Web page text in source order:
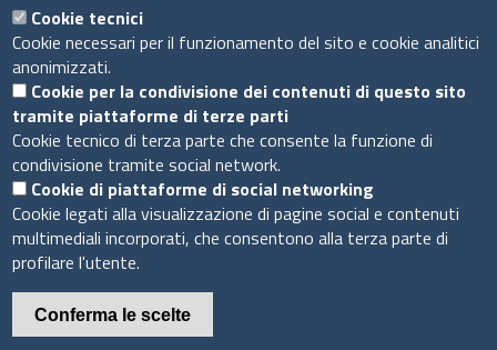
dpo@assocamerestero.it
Seguici su
Sito web
Accesso INTRANET
Mappa del sito
Privacy Policy
Cookie Policy
Cookie tecnici
Cookie necessari per il funzionamento del sito e cookie analitici
anonimizzati.
Cookie per la condivisione dei contenuti di questo sito
tramite piattaforme di terze parti
Cookie tecnico di terza parte che consente la funzione di
condivisione tramite social network.
Cookie di piattaforme di social networking
Cookie legati alla visualizzazione di pagine social e contenuti
multimediali incorporati, che consentono alla terza parte di
profilare l'utente.
Conferma le scelte